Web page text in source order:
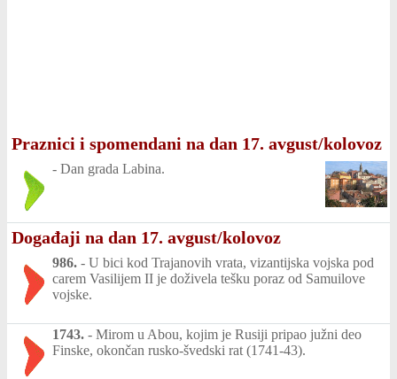
Praznici i spomendani na dan 17. avgust/kolovoz
- Dan grada Labina.
Događaji na dan 17. avgust/kolovoz
986. - U bici kod Trajanovih vrata, vizantijska vojska pod
carem Vasilijem II je doživela tešku poraz od Samuilove
vojske.
1743. - Mirom u Abou, kojim je Rusiji pripao južni deo
Finske, okončan rusko-švedski rat (1741-43).